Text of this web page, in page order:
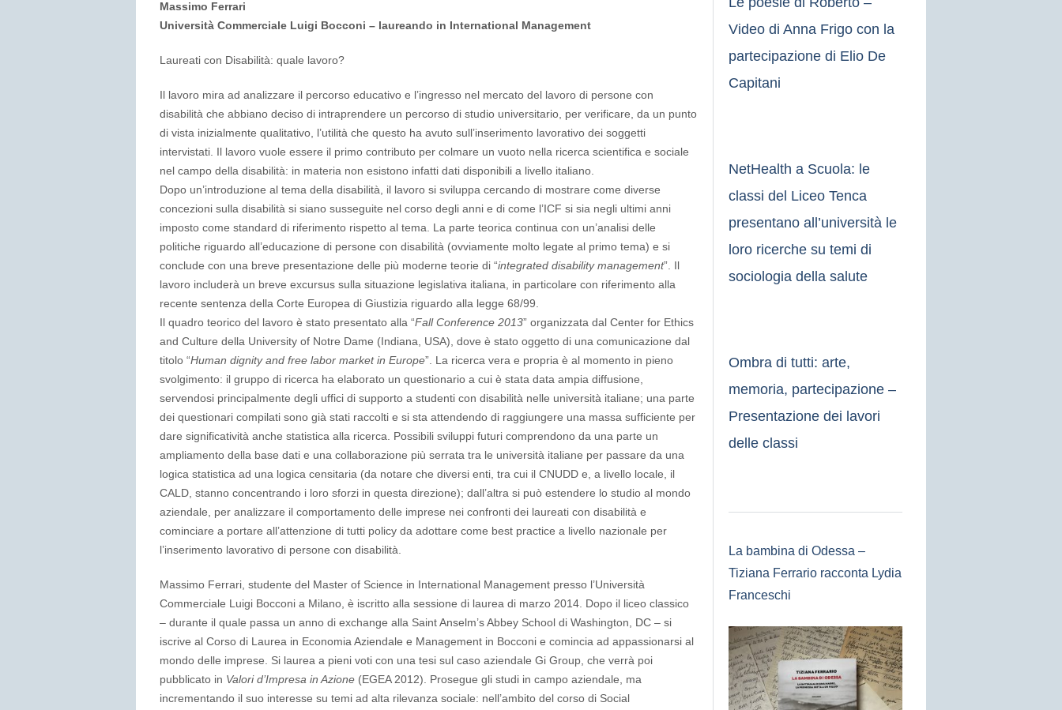
Massimo Ferrari
Università Commerciale Luigi Bocconi – laureando in International Management
Laureati con Disabilità: quale lavoro?
Il lavoro mira ad analizzare il percorso educativo e l’ingresso nel mercato del lavoro di persone con
disabilità che abbiano deciso di intraprendere un percorso di studio universitario, per verificare, da un punto
di vista inizialmente qualitativo, l’utilità che questo ha avuto sull’inserimento lavorativo dei soggetti
intervistati. Il lavoro vuole essere il primo contributo per colmare un vuoto nella ricerca scientifica e sociale
nel campo della disabilità: in materia non esistono infatti dati disponibili a livello italiano.
Dopo un’introduzione al tema della disabilità, il lavoro si sviluppa cercando di mostrare come diverse
concezioni sulla disabilità si siano susseguite nel corso degli anni e di come l’ICF si sia negli ultimi anni
imposto come standard di riferimento rispetto al tema. La parte teorica continua con un’analisi delle
politiche riguardo all’educazione di persone con disabilità (ovviamente molto legate al primo tema) e si
conclude con una breve presentazione delle più moderne teorie di “integrated disability management”. Il
lavoro includerà un breve excursus sulla situazione legislativa italiana, in particolare con riferimento alla
recente sentenza della Corte Europea di Giustizia riguardo alla legge 68/99.
Il quadro teorico del lavoro è stato presentato alla “Fall Conference 2013” organizzata dal Center for Ethics
and Culture della University of Notre Dame (Indiana, USA), dove è stato oggetto di una comunicazione dal
titolo “Human dignity and free labor market in Europe”. La ricerca vera e propria è al momento in pieno
svolgimento: il gruppo di ricerca ha elaborato un questionario a cui è stata data ampia diffusione,
servendosi principalmente degli uffici di supporto a studenti con disabilità nelle università italiane; una parte
dei questionari compilati sono già stati raccolti e si sta attendendo di raggiungere una massa sufficiente per
dare significatività anche statistica alla ricerca. Possibili sviluppi futuri comprendono da una parte un
ampliamento della base dati e una collaborazione più serrata tra le università italiane per passare da una
logica statistica ad una logica censitaria (da notare che diversi enti, tra cui il CNUDD e, a livello locale, il
CALD, stanno concentrando i loro sforzi in questa direzione); dall’altra si può estendere lo studio al mondo
aziendale, per analizzare il comportamento delle imprese nei confronti dei laureati con disabilità e
cominciare a portare all’attenzione di tutti policy da adottare come best practice a livello nazionale per
l’inserimento lavorativo di persone con disabilità.
Massimo Ferrari, studente del Master of Science in International Management presso l’Università
Commerciale Luigi Bocconi a Milano, è iscritto alla sessione di laurea di marzo 2014. Dopo il liceo classico
– durante il quale passa un anno di exchange alla Saint Anselm’s Abbey School di Washington, DC – si
iscrive al Corso di Laurea in Economia Aziendale e Management in Bocconi e comincia ad appassionarsi al
mondo delle imprese. Si laurea a pieni voti con una tesi sul caso aziendale Gi Group, che verrà poi
pubblicato in Valori d’Impresa in Azione (EGEA 2012). Prosegue gli studi in campo aziendale, ma
incrementando il suo interesse su temi ad alta rilevanza sociale: nell’ambito del corso di Social
Video di Anna Frigo con la
partecipazione di Elio De
Capitani
NetHealth a Scuola: le
classi del Liceo Tenca
presentano all’università le
loro ricerche su temi di
sociologia della salute
Ombra di tutti: arte,
memoria, partecipazione –
Presentazione dei lavori
delle classi
La bambina di Odessa –
Tiziana Ferrario racconta Lydia
Franceschi